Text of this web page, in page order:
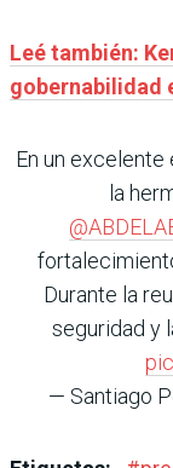
Leé también:
gobernabilidad
En un
la
Durante la
seguridad y
— Santiago